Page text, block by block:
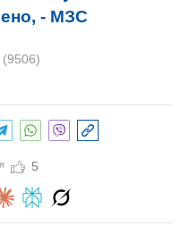
- МЗС
(9506)
5